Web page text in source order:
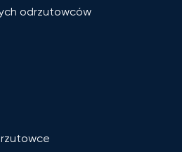
odrzutowców